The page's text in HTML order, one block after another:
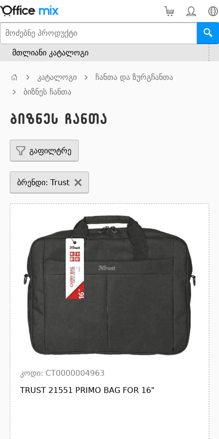
მთლიანი კატალოგი
კატალოგი
ჩანთა და ზურგჩანთა
ბიზნეს ჩანთა
ბიზნეს ჩანთა
გაფილტრე
ბრენდი: Trust
კოდი: CT0000004963
TRUST 21551 PRIMO BAG FOR 16"